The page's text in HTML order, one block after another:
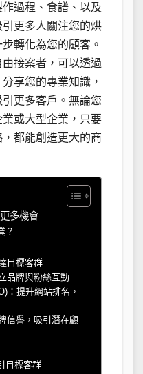
過程、食譜、以及
更多人關注您的烘
轉化為您的顧客。
接案者，可以透過
享您的專業知識，
更多客戶。無論您
或大型企業，只要
都能創造更大的商
多機會
？
目標客群
品牌與粉絲互動
：提升網站排名，
信譽，吸引潛在顧
目標客群